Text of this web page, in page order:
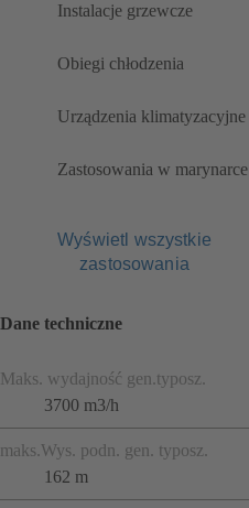
Instalacje grzewcze
Obiegi chłodzenia
Urządzenia klimatyzacyjne
Zastosowania w marynarce
Wyświetl wszystkie
zastosowania
Dane techniczne
Maks. wydajność gen.typosz.
3700 m3/h
maks.Wys. podn. gen. typosz.
162 m